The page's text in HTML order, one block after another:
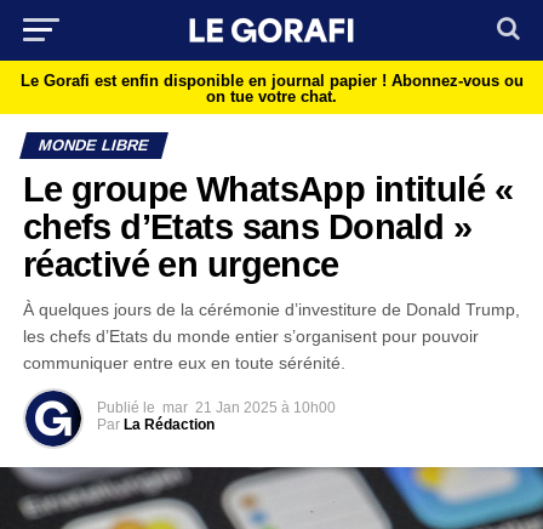
Le Gorafi est enfin disponible en journal papier ! Abonnez-vous ou
on tue votre chat.
MONDE LIBRE
Le groupe WhatsApp intitulé «
chefs d’Etats sans Donald »
réactivé en urgence
À quelques jours de la cérémonie d’investiture de Donald Trump,
les chefs d’Etats du monde entier s’organisent pour pouvoir
communiquer entre eux en toute sérénité.
Publié le mar 21 Jan 2025 à 10h00
Par La Rédaction